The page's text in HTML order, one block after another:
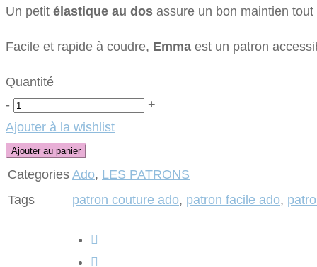
Un petit élastique au dos assure un bon maintien tout
Facile et rapide à coudre, Emma est un patron
Quantité
- Quantité
+
Ajouter à la wishlist
Ajouter au panier
Categories Ado, LES PATRONS
Tags
patron couture ado, patron facile ado,